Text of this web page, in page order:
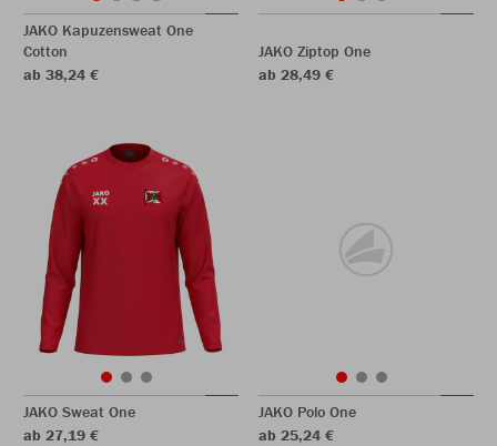
JAKO Kapuzensweat One
Cotton
ab 38,24 €
JAKO Ziptop One
ab 28,49 €
JAKO Sweat One
ab 27,19 €
JAKO Polo One
ab 25,24 €